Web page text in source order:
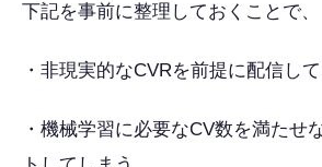
下記を事前に整理しておくことで、
・非現実的なCVRを前提に配信し
・機械学習に必要なCV数を満たせ